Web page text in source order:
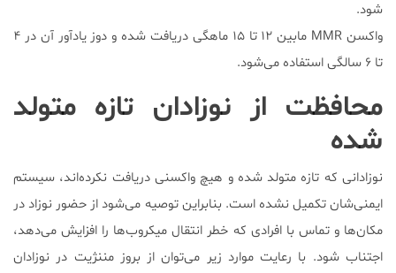
شود.
واکسن MMR مابین ۱۲ تا ۱۵ ماهگی دریافت شده و دوز یادآور آن در ۴
تا ۶ سالگی استفاده می‌شود.
محافظت از نوزادان تازه متولد
شده
نوزادانی که تازه متولد شده و هیچ واکسنی دریافت نکرده‌اند، سیستم
ایمنی‌شان تکمیل نشده است. بنابراین توصیه می‌شود از حضور نوزاد در
مکان‌ها و تماس با افرادی که خطر انتقال میکروب‌ها را افزایش می‌دهد،
اجتناب شود. با رعایت‌ موارد زیر می‌توان از بروز مننژیت در نوزادان